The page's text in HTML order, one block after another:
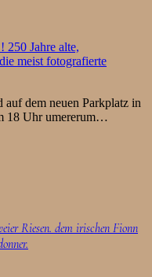
auf dem neuen Parkplatz in
18 Uhr umererum…
Riesen. dem irischen Fionn